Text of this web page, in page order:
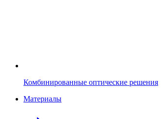
Комбинированные оптические решения
Материалы